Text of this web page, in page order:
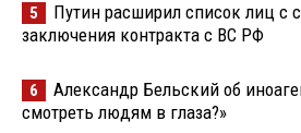
5
Путин расширил список лиц с
заключения контракта с ВС РФ
6
Александр Бельский об
смотреть людям в глаза?»